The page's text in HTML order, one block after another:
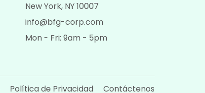
New York, NY 10007
info@bfg-corp.com
Mon - Fri: 9am - 5pm
Política de Privacidad Contáctenos